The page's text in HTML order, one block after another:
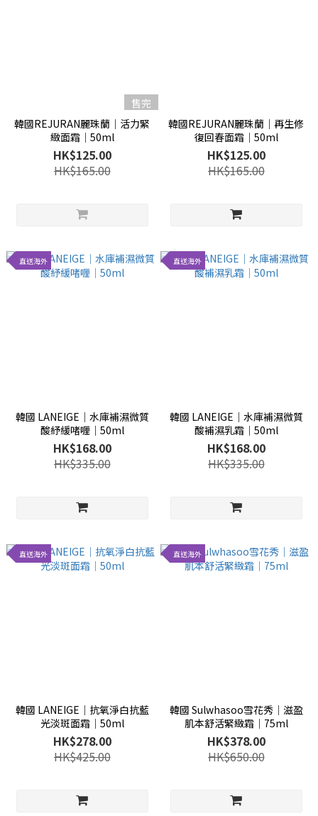
售完
韓國REJURAN麗珠蘭│活力緊
緻面霜│50ml
HK$125.00
HK$165.00
韓國REJURAN麗珠蘭│再生修
復回春面霜│50ml
HK$125.00
HK$165.00
直送海外
韓國 LANEIGE│水庫補濕微質
酸紓緩啫喱│50ml
HK$168.00
HK$335.00
直送海外
韓國 LANEIGE│水庫補濕微質
酸補濕乳霜│50ml
HK$168.00
HK$335.00
直送海外
韓國 LANEIGE│抗氧淨白抗藍
光淡斑面霜│50ml
HK$278.00
HK$425.00
直送海外
韓國 Sulwhasoo雪花秀│滋盈
肌本舒活緊緻霜│75ml
HK$378.00
HK$650.00